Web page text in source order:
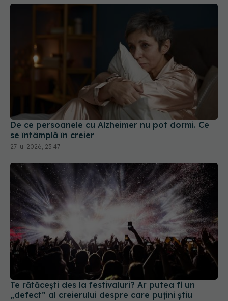
De ce persoanele cu Alzheimer nu pot dormi. Ce
se întâmplă în creier
27 iul 2026, 23:47
Te rătăcești des la festivaluri? Ar putea fi un
„defect” al creierului despre care puțini știu
13 iun 2026, 21:48